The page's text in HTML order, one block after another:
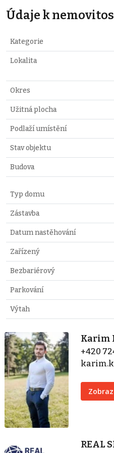
Údaje k
Kategorie
Lokalita
Okres
Užitná plocha
Podlaží umístění
Stav objektu
Budova
Typ domu
Zástavba
Datum nastěhování
Zařízený
Bezbariérový
Parkování
Výtah
Karim
+420
REAL